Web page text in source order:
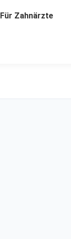
Für Zahnärzte
Für Zahnärzte